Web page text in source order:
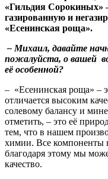
«Гильдия
газированную и
«Есенинская роща».
– Михаил, давайте
пожалуйста, о вашей
её особенной?
– «Есенинская роща» –
отличается высоким
солевому балансу и
отметить, – это её
тем, что в нашем
химии. Все компоненты
благодаря этому мы
качество.